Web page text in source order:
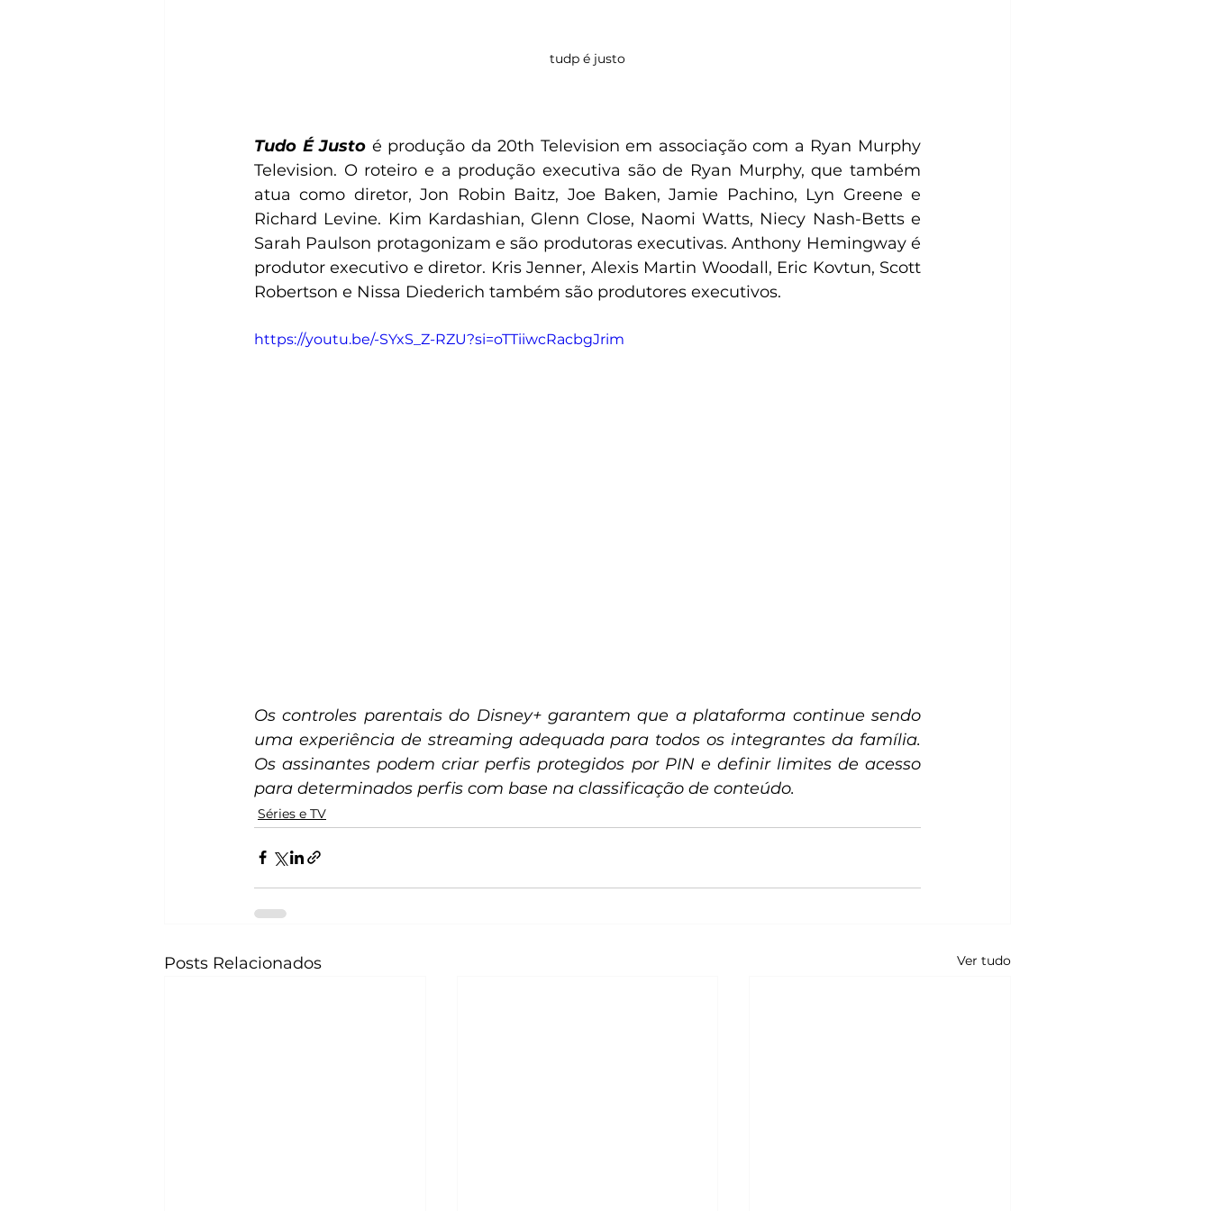
tudp é justo
Tudo É Justo é produção da 20th Television em associação com a Ryan Murphy
Television. O roteiro e a produção executiva são de Ryan Murphy, que também
atua como diretor, Jon Robin Baitz, Joe Baken, Jamie Pachino, Lyn Greene e
Richard Levine. Kim Kardashian, Glenn Close, Naomi Watts, Niecy Nash-Betts e
Sarah Paulson protagonizam e são produtoras executivas. Anthony Hemingway é
produtor executivo e diretor. Kris Jenner, Alexis Martin Woodall, Eric Kovtun, Scott
Robertson e Nissa Diederich também são produtores executivos.
https://youtu.be/-SYxS_Z-RZU?si=oTTiiwcRacbgJrim
Os controles parentais do Disney+ garantem que a plataforma continue sendo
uma experiência de streaming adequada para todos os integrantes da família.
Os assinantes podem criar perfis protegidos por PIN e definir limites de acesso
para determinados perfis com base na classificação de conteúdo.
Séries e TV
Posts Relacionados Ver tudo